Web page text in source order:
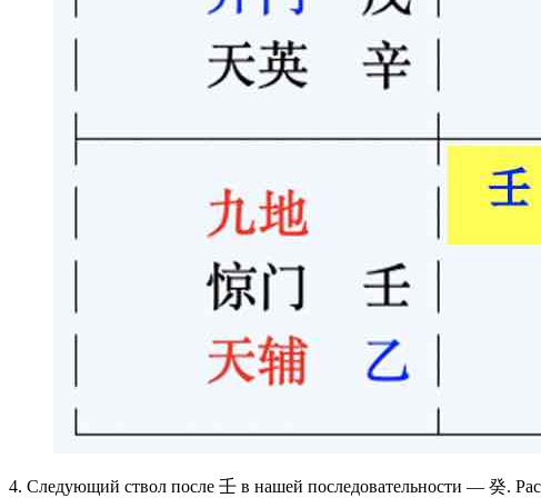
4. Следующий ствол после 壬 в нашей последовательности — 癸.